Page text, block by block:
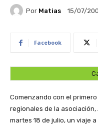
Por Matias 15/07/
Facebook
Comenzando con el
regionales de la asociación,
martes 18 de julio, un viaje